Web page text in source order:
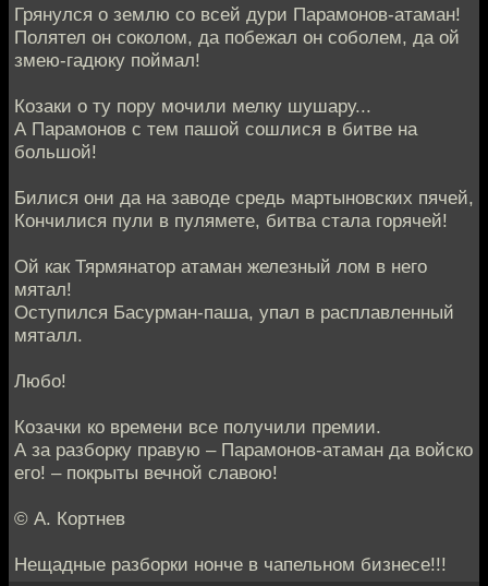
Грянулся о землю со всей дури Парамонов-атаман!
Полятел он соколом, да побежал он соболем, да ой
змею-гадюку поймал!
Козаки о ту пору мочили мелку шушару...
А Парамонов с тем пашой сошлися в битве на
большой!
Билися они да на заводе средь мартыновских пячей,
Кончилися пули в пулямете, битва стала горячей!
Ой как Тярмянатор атаман железный лом в него
мятал!
Оступился Басурман-паша, упал в расплавленный
мяталл.
Любо!
Козачки ко времени все получили премии.
А за разборку правую – Парамонов-атаман да войско
его! – покрыты вечной славою!
© А. Кортнев
Нещадные разборки нонче в чапельном бизнесе!!!